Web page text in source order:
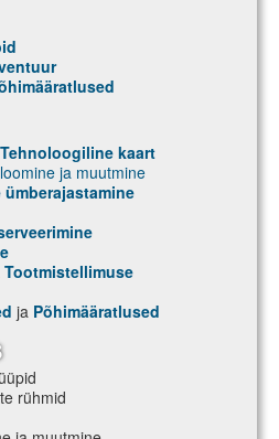
Tehnoloogiline kaart
loomine ja muutmine
Tootmistellimuse
ja Põhimääratlused
rühmid